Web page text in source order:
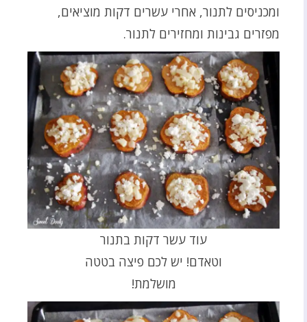
ומכניסים לתנור, אחרי עשרים דקות מוציאים,
מפזרים גבינות ומחזירים לתנור.
עוד עשר דקות בתנור
וטאדם! יש לכם פיצה בטטה
מושלמת!